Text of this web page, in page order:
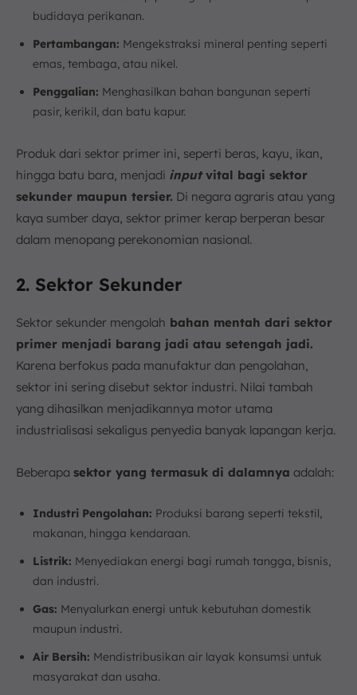
budidaya perikanan.
Pertambangan: Mengekstraksi mineral penting seperti
emas, tembaga, atau nikel.
Penggalian: Menghasilkan bahan bangunan seperti
pasir, kerikil, dan batu kapur.
Produk dari sektor primer ini, seperti beras, kayu, ikan,
hingga batu bara, menjadi inputvital bagi sektor
sekunder maupun tersier. Di negara agraris atau yang
kaya sumber daya, sektor primer kerap berperan besar
dalam menopang perekonomian nasional.
2. Sektor Sekunder
Sektor sekunder mengolah bahan mentah dari sektor
primer menjadi barang jadi atau setengah jadi.
Karena berfokus pada manufaktur dan pengolahan,
sektor ini sering disebut sektor industri. Nilai tambah
yang dihasilkan menjadikannya motor utama
industrialisasi sekaligus penyedia banyak lapangan kerja.
Beberapa sektor yang termasuk di dalamnya adalah:
Industri Pengolahan: Produksi barang seperti tekstil,
makanan, hingga kendaraan.
Listrik: Menyediakan energi bagi rumah tangga, bisnis,
dan industri.
Gas: Menyalurkan energi untuk kebutuhan domestik
maupun industri.
Air Bersih: Mendistribusikan air layak konsumsi untuk
masyarakat dan usaha.